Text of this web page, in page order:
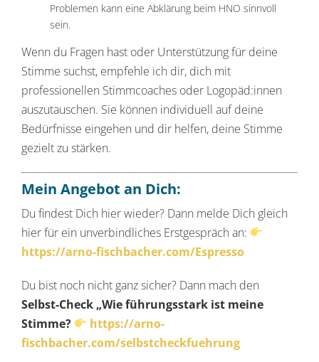
Problemen kann eine Abklärung beim HNO sinnvoll
sein.
Wenn du Fragen hast oder Unterstützung für deine
Stimme suchst, empfehle ich dir, dich mit
professionellen Stimmcoaches oder Logopäd:innen
auszutauschen. Sie können individuell auf deine
Bedürfnisse eingehen und dir helfen, deine Stimme
gezielt zu stärken.
Mein Angebot an Dich:
Du findest Dich hier wieder? Dann melde Dich gleich
hier für ein unverbindliches Erstgespräch an:
https://arno-fischbacher.com/Espresso
Du bist noch nicht ganz sicher? Dann mach den
Selbst-Check „Wie führungsstark ist meine
Stimme?
https://arno-
fischbacher.com/selbstcheckfuehrung